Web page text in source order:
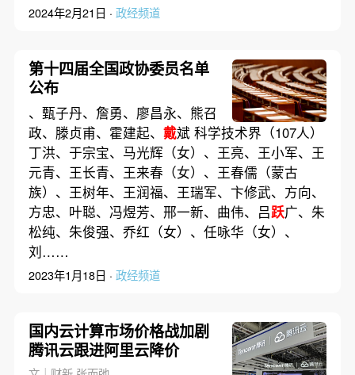
2024年2月21日 · 政经频道
第十四届全国政协委员名单
公布
、甄子丹、詹勇、廖昌永、熊召
政、滕贞甫、霍建起、 戴斌 科学技术界（107人）
丁洪、于宗宝、马光辉（女）、王亮、王小军、王
元青、王长青、王来春（女）、王春儒（蒙古
族）、王树年、王润福、王瑞军、卞修武、方向、
方忠、叶聪、冯煜芳、邢一新、曲伟、吕跃广、朱
松纯、朱俊强、乔红（女）、任咏华（女）、
刘……
2023年1月18日 · 政经频道
国内云计算市场价格战加剧
腾讯云跟进阿里云降价